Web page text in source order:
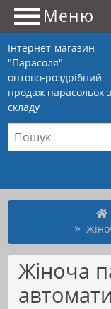
Меню
Інтернет-магазин
"Парасоля"
оптово-роздрібний
продаж парасольок
складу
Жіноча